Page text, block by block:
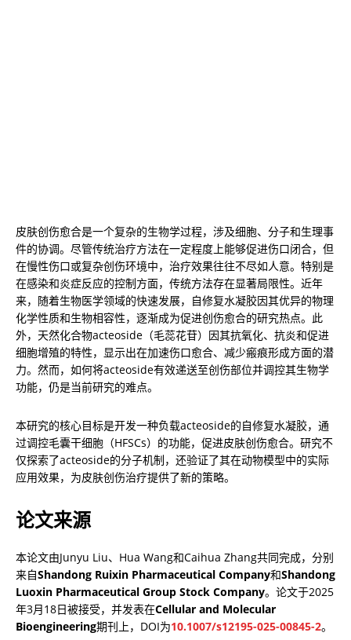
皮肤创伤愈合是一个复杂的生物学过程，涉及细胞、分子和生理事
件的协调。尽管传统治疗方法在一定程度上能够促进伤口闭合，但
在慢性伤口或复杂创伤环境中，治疗效果往往不尽如人意。特别是
在感染和炎症反应的控制方面，传统方法存在显著局限性。近年
来，随着生物医学领域的快速发展，自修复水凝胶因其优异的物理
化学性质和生物相容性，逐渐成为促进创伤愈合的研究热点。此
外，天然化合物acteoside（毛蕊花苷）因其抗氧化、抗炎和促进
细胞增殖的特性，显示出在加速伤口愈合、减少瘢痕形成方面的潜
力。然而，如何将acteoside有效递送至创伤部位并调控其生物学
功能，仍是当前研究的难点。
本研究的核心目标是开发一种负载acteoside的自修复水凝胶，通
过调控毛囊干细胞（HFSCs）的功能，促进皮肤创伤愈合。研究不
仅探索了acteoside的分子机制，还验证了其在动物模型中的实际
应用效果，为皮肤创伤治疗提供了新的策略。
论文来源
本论文由Junyu Liu、Hua Wang和Caihua Zhang共同完成，分别
来自Shandong Ruixin Pharmaceutical Company和Shandong
Luoxin Pharmaceutical Group Stock Company。论文于2025
年3月18日被接受，并发表在Cellular and Molecular
Bioengineering期刊上，DOI为10.1007/s12195-025-00845-2。